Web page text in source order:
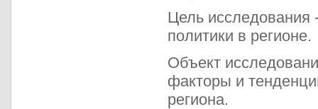
Цель исследования
политики в регионе.
Объект
факторы и
региона.